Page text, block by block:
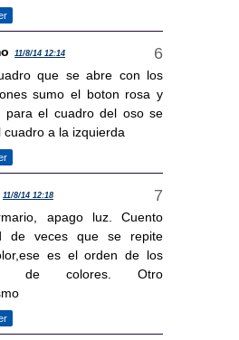
11/8/14 12:14
que se abre con los
sumo el boton rosa y
para el cuadro del oso se
cuadro a la izquierda
11/8/14 12:18
apago luz. Cuento
de veces que se repite
es el orden de los
de colores. Otro